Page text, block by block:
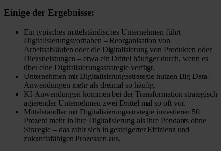
Einige der Ergebnisse:
Ein typisches mittelständisches Unternehmen führt
Digitalisierungsvorhaben – Reorganisation von
Arbeitsabläufen oder die Digitalisierung von Produkten oder
Dienstleistungen – etwa ein Drittel häufiger durch, wenn es
über eine Digitalisierungsstrategie verfügt.
Unternehmen mit Digitalisierungsstrategie nutzen Big Data-
Anwendungen mehr als dreimal so häufig.
KI-Anwendungen kommen bei der Transformation strategisch
agierender Unternehmen zwei Drittel mal so oft vor.
Mittelständler mit Digitalisierungsstrategie investieren 50
Prozent mehr in ihre Digitalisierung als ihre Pendants ohne
Strategie – das zahlt sich in gesteigerter Effizienz und
zukunftsfähigen Prozessen aus.